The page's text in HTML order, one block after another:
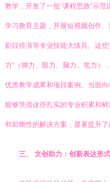
教学，开发了一批“课程思政”示
学习教育主题，开展短视频创作
剧目排演等专业技能大练兵。这
力”（脚力、眼力、脑力、笔力）
优质教学成果和项目案例。当面
能够凭借这些扎实的专业积累和
和前瞻性的解决方案，显著提升了
三、 文创助力：创新表达形